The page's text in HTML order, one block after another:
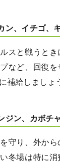
ン、イチゴ、
スと戦うと
など、回復
補給しましょ
ジン、カボチ
守り、外か
冬場は特に